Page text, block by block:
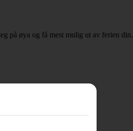
på øya og få mest mulig ut av ferien din.